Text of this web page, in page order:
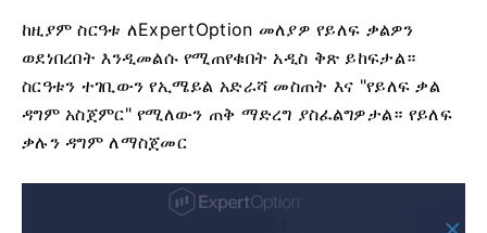
ከዚያም ስርዓቱ ለExpertOption መለያዎ የይለፍ ቃልዎን
ወደነበረበት እንዲመልሱ የሚጠየቁበት አዲስ ቅጽ ይከፍታል።
ስርዓቱን ተገቢውን የኢሜይል አድራሻ መስጠት እና "የይለፍ ቃል
ዳግም አስጀምር" የሚለውን ጠቅ ማድረግ ያስፈልግዎታል። የይለፍ
ቃሉን ዳግም ለማስጀመር